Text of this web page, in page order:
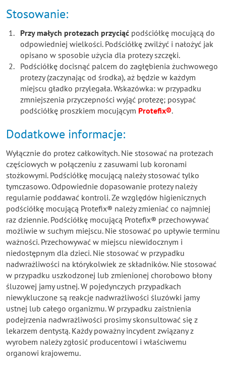
Stosowanie:
Przy małych protezach przyciąć podściółkę mocującą do
odpowiedniej wielkości. Podściółkę zwilżyć i nałożyć jak
opisano w sposobie użycia dla protezy szczęki.
Podściółkę docisnąć palcem do zagłębienia żuchwowego
protezy (zaczynając od środka), aż będzie w każdym
miejscu gładko przylegała. Wskazówka: w przypadku
zmniejszenia przyczepności wyjąć protezę; posypać
podściółkę proszkiem mocującym Protefix®.
Dodatkowe informacje:
Wyłącznie do protez całkowitych. Nie stosować na protezach
częściowych w połączeniu z zasuwami lub koronami
stożkowymi. Podściółkę mocującą należy stosować tylko
tymczasowo. Odpowiednie dopasowanie protezy należy
regularnie poddawać kontroli. Ze względów higienicznych
podściółkę mocującą Protefix® należy zmieniać co najmniej
raz dziennie. Podściółkę mocującą Protefix® przechowywać
możliwie w suchym miejscu. Nie stosować po upływie terminu
ważności. Przechowywać w miejscu niewidocznym i
niedostępnym dla dzieci. Nie stosować w przypadku
nadwrażliwości na którykolwiek ze składników. Nie stosować
w przypadku uszkodzonej lub zmienionej chorobowo błony
śluzowej jamy ustnej. W pojedynczych przypadkach
niewykluczone są reakcje nadwrażliwości śluzówki jamy
ustnej lub całego organizmu. W przypadku zaistnienia
podejrzenia nadwrażliwości prosimy skonsultować się z
lekarzem dentystą. Każdy poważny incydent związany z
wyrobem należy zgłosić producentowi i właściwemu
organowi krajowemu.